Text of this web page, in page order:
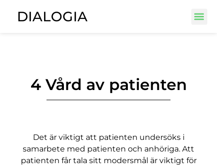
DIALOGIA
4 Vård av patienten
Det är viktigt att patienten undersöks i
samarbete med patienten och anhöriga. Att
patienten får tala sitt modersmål är viktigt för